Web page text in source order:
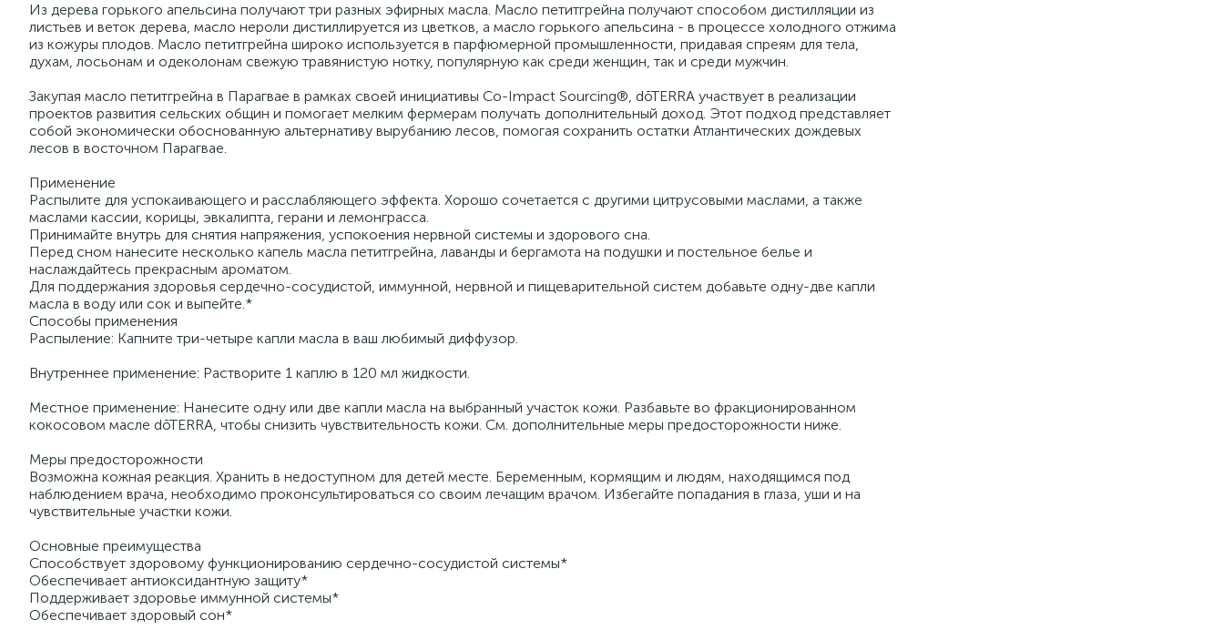
Из дерева горького апельсина получают три разных эфирных масла. Масло петитгрейна получают способом дистилляции из
листьев и веток дерева, масло нероли дистиллируется из цветков, а масло горького апельсина - в процессе холодного отжима
из кожуры плодов. Масло петитгрейна широко используется в парфюмерной промышленности, придавая спреям для тела,
духам, лосьонам и одеколонам свежую травянистую нотку, популярную как среди женщин, так и среди мужчин.
Закупая масло петитгрейна в Парагвае в рамках своей инициативы Co-Impact Sourcing®, dōTERRA участвует в реализации
проектов развития сельских общин и помогает мелким фермерам получать дополнительный доход. Этот подход представляет
собой экономически обоснованную альтернативу вырубанию лесов, помогая сохранить остатки Атлантических дождевых
лесов в восточном Парагвае.
Применение
Распылите для успокаивающего и расслабляющего эффекта. Хорошо сочетается с другими цитрусовыми маслами, а также
маслами кассии, корицы, эвкалипта, герани и лемонграсса.
Принимайте внутрь для снятия напряжения, успокоения нервной системы и здорового сна.
Перед сном нанесите несколько капель масла петитгрейна, лаванды и бергамота на подушки и постельное белье и
наслаждайтесь прекрасным ароматом.
Для поддержания здоровья сердечно-сосудистой, иммунной, нервной и пищеварительной систем добавьте одну-две капли
масла в воду или сок и выпейте.*
Способы применения
Распыление: Капните три-четыре капли масла в ваш любимый диффузор.
Внутреннее применение: Растворите 1 каплю в 120 мл жидкости.
Местное применение: Нанесите одну или две капли масла на выбранный участок кожи. Разбавьте во фракционированном
кокосовом масле dōTERRA, чтобы снизить чувствительность кожи. См. дополнительные меры предосторожности ниже.
Меры предосторожности
Возможна кожная реакция. Хранить в недоступном для детей месте. Беременным, кормящим и людям, находящимся под
наблюдением врача, необходимо проконсультироваться со своим лечащим врачом. Избегайте попадания в глаза, уши и на
чувствительные участки кожи.
Основные преимущества
Способствует здоровому функционированию сердечно-сосудистой системы*
Обеспечивает антиоксидантную защиту*
Поддерживает здоровье иммунной системы*
Обеспечивает здоровый сон*